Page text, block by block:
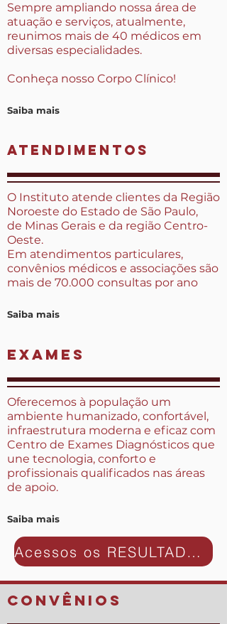
Sempre ampliando nossa área de
atuação e serviços, atualmente,
reunimos mais de 40 médicos em
diversas especialidades.
Conheça nosso Corpo Clínico!
Saiba mais
atendimentos
O Instituto atende clientes da Região
Noroeste do Estado de São Paulo,
de Minas Gerais e da região Centro-
Oeste.
Em atendimentos particulares,
convênios médicos e associações são
mais de 70.000 consultas por ano
Saiba mais
exames
Oferecemos à população um
ambiente humanizado, confortável,
infraestrutura moderna e eficaz com
Centro de Exames Diagnósticos que
une tecnologia, conforto e
profissionais qualificados nas áreas
de apoio.
Saiba mais
Acessos os RESULTADOS DOS EXAMES
convênios